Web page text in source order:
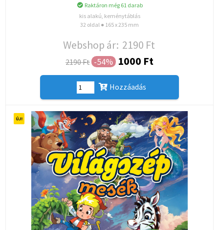
Raktáron még 61 darab
kis alakú, keménytáblás
32 oldal ● 165 x 235 mm
Webshop ár: 2190 Ft
2190 Ft -54% 1000 Ft
Hozzáadás